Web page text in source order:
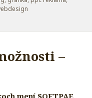
–
mení SOFTPAE